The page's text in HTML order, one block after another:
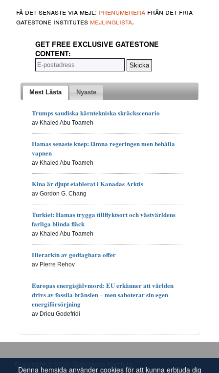
få det senaste via mejl: prenumerera från det fria
gatestone institutes mejlinglista.
GET FREE EXCLUSIVE GATESTONE
CONTENT:
Mest Lästa Nyaste
Trumps saudiska kärntekniska skräckscenario
av Khaled Abu Toameh
Hamas senaste knep: lämna regeringen men behålla
vapnen
av Khaled Abu Toameh
Kina är djupt etablerat i Kanadas Arktis
av Gordon G. Chang
Turkiet: Hamas trygga tillflyktsort och västvärldens
farliga blinda fläck
av Khaled Abu Toameh
Hierarkin av godtagbara offer
av Pierre Rehov
Europas energisjälvmord: EU erkänner att världen
drivs av fossila bränslen – men saboterar sin egen
energiförsörjning
av Drieu Godefridi
Denna hemsida använder cookies för att kunna erbjuda dig